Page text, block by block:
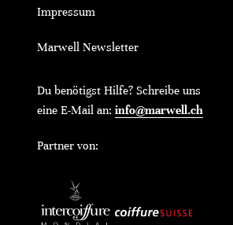
Impressum
Marwell Newsletter
Du benötigst Hilfe? Schreibe uns
eine E-Mail an: info@marwell.ch
Partner von: